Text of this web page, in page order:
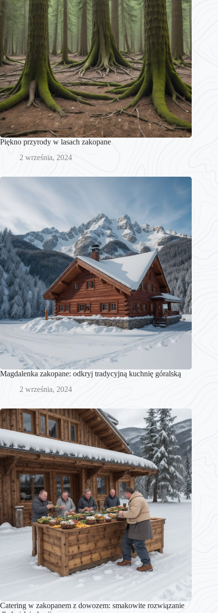
Piękno przyrody w lasach zakopane
2 września, 2024
Magdalenka zakopane: odkryj tradycyjną kuchnię góralską
2 września, 2024
Catering w zakopanem z dowozem: smakowite rozwiązanie